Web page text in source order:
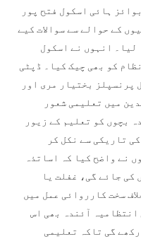
ہائی اسکول فتح پور
کے حوالے سے سوالات کیے
لیا۔ انہوں نے اسکول
کو بھی چیک کیا۔ ڈپٹی
پرنسپلز بختیار مری اور
میں تعلیمی شعور
بچوں کو تعلیم کے زیور
تاریکی سے نکل کر
نے واضح کیا کہ اساتذہ
کی جائے گی، غفلت یا
سخت کارروائی عمل میں
انتظامیہ آئندہ بھی اس
گی تاکہ تعلیمی